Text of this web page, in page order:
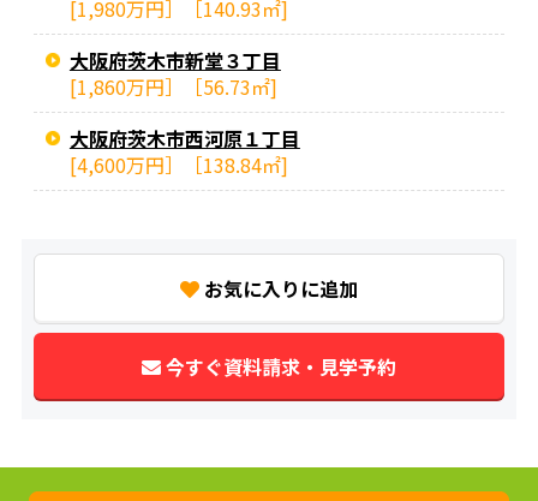
[1,980万円］［140.93㎡]
大阪府茨木市新堂３丁目
[1,860万円］［56.73㎡]
大阪府茨木市西河原１丁目
[4,600万円］［138.84㎡]
お気に入りに追加
今すぐ資料請求・見学予約